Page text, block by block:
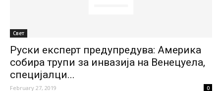
Свет
Руски експерт предупредува: Америка
собира трупи за инвазија на Венецуела,
специјалци...
February 27, 2019 0